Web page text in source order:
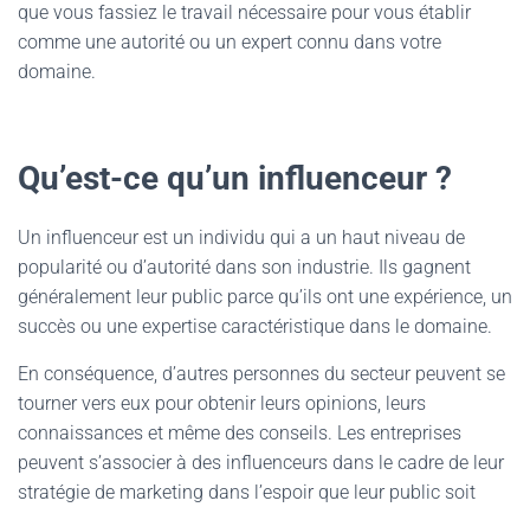
que vous fassiez le travail nécessaire pour vous établir
comme une autorité ou un expert connu dans votre
domaine.
Qu’est-ce qu’un influenceur ?
Un influenceur est un individu qui a un haut niveau de
popularité ou d’autorité dans son industrie. Ils gagnent
généralement leur public parce qu’ils ont une expérience, un
succès ou une expertise caractéristique dans le domaine.
En conséquence, d’autres personnes du secteur peuvent se
tourner vers eux pour obtenir leurs opinions, leurs
connaissances et même des conseils. Les entreprises
peuvent s’associer à des influenceurs dans le cadre de leur
stratégie de marketing dans l’espoir que leur public soit